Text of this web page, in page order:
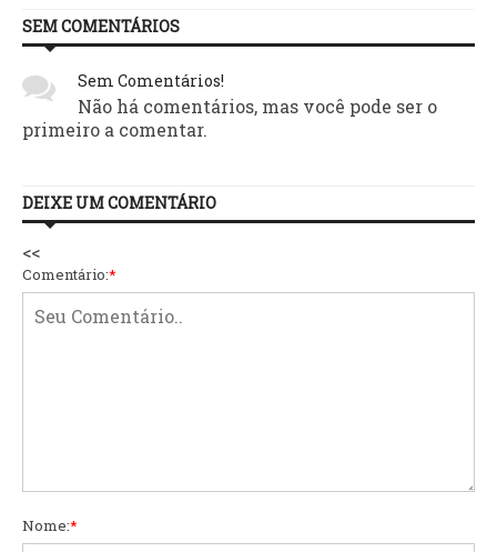
SEM COMENTÁRIOS
Sem Comentários!
Não há comentários, mas você pode ser o
primeiro a comentar.
DEIXE UM COMENTÁRIO
<<
Comentário:*
Nome:*